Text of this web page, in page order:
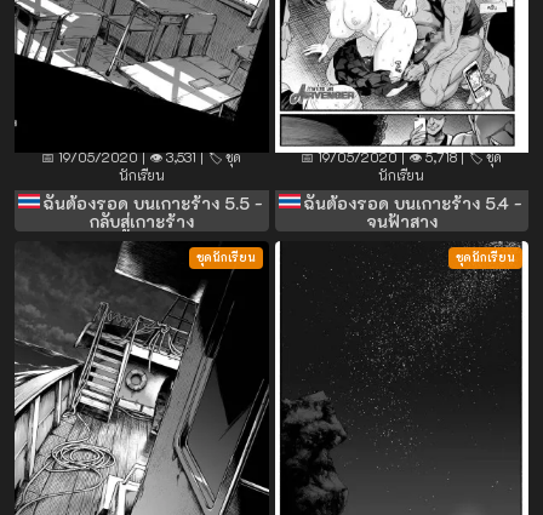
ฉันต้องรอด บนเกาะร้าง 5.5 -
กลับสู่เกาะร้าง
📅 19/05/2020 | 👁️ 3,531 | 🏷️ ชุด
นักเรียน
ฉันต้องรอด บนเกาะร้าง 5.4 -
จนฟ้าสาง
📅 19/05/2020 | 👁️ 5,718 | 🏷️ ชุด
นักเรียน
ชุดนักเรียน ชุดนักเรียน